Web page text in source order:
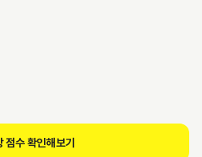
점수 확인해보기